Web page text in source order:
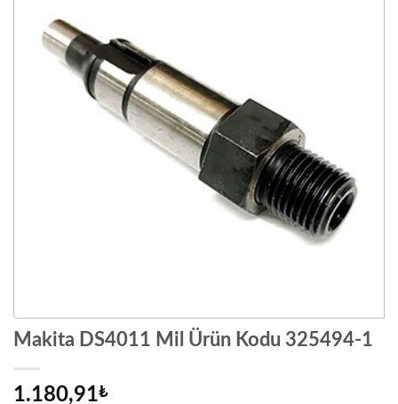
Makita DS4011 Mil Ürün Kodu 325494-1
1.180,91₺